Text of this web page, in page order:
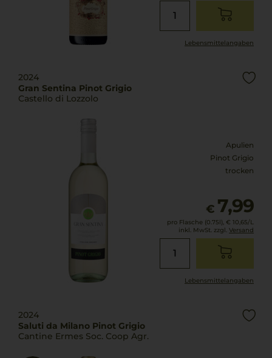
Lebensmittel­angaben
2024
Gran Sentina Pinot Grigio
Castello di Lozzolo
Apulien
Pinot Grigio
trocken
€ 7,99
pro Flasche (0.75l), € 10,65/L
inkl. MwSt. zzgl. Versand
Lebensmittel­angaben
2024
Saluti da Milano Pinot Grigio
Cantine Ermes Soc. Coop Agr.